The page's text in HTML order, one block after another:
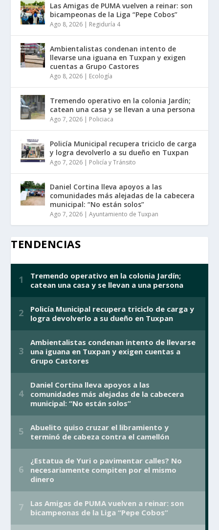
Las Amigas de PUMA vuelven a reinar: son
bicampeonas de la Liga “Pepe Cobos”
Ago 8, 2026 | Regiduría 4
Ambientalistas condenan intento de
llevarse una iguana en Tuxpan y exigen
cuentas a Grupo Castores
Ago 8, 2026 | Ecología
Tremendo operativo en la colonia Jardín;
catean una casa y se llevan a una persona
Ago 7, 2026 | Policiaca
Policía Municipal recupera triciclo de carga
y logra devolverlo a su dueño en Tuxpan
Ago 7, 2026 | Policía y Tránsito
Daniel Cortina lleva apoyos a las
comunidades más alejadas de la cabecera
municipal: “No están solos”
Ago 7, 2026 |Ayuntamiento de Tuxpan
TENDENCIAS